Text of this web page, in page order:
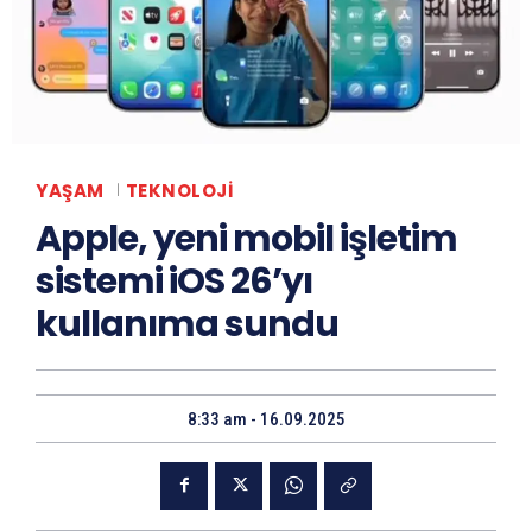
YAŞAM TEKNOLOJI
Apple, yeni mobil işletim
sistemi iOS 26’yı
kullanıma sundu
8:33 am - 16.09.2025